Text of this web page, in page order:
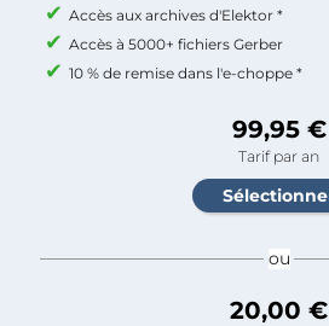
Accès aux archives d'Elektor *
Accès à 5000+ fichiers Gerber
10 % de remise dans l'e-choppe *
99,95 €
Tarif par an
ou
20,00 €